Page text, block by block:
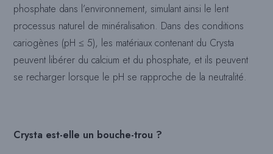
phosphate dans l’environnement, simulant ainsi le lent
processus naturel de minéralisation. Dans des conditions
cariogènes (pH ≤ 5), les matériaux contenant du Crysta
peuvent libérer du calcium et du phosphate, et ils peuvent
se recharger lorsque le pH se rapproche de la neutralité.
Crysta est-elle un bouche-trou ?